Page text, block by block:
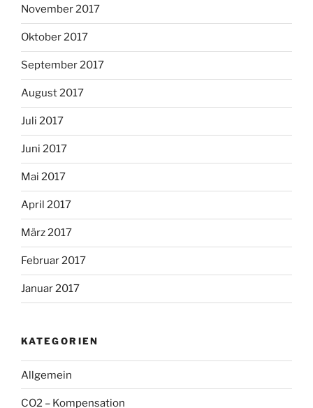
November 2017
Oktober 2017
September 2017
August 2017
Juli 2017
Juni 2017
Mai 2017
April 2017
März 2017
Februar 2017
Januar 2017
KATEGORIEN
Allgemein
CO2 – Kompensation